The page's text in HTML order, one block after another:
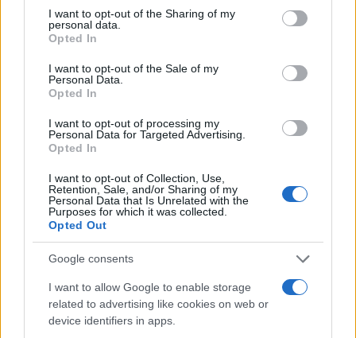
not limited to your visit or usage behaviour. You may click to
grant or deny consent to Google and its third-party tags to
use your data for below specified purposes in below Google
consent section.
I want to opt-out of the Sharing of my
personal data.
Opted In
I want to opt-out of the Sale of my
Personal Data.
Opted In
I want to opt-out of processing my
Personal Data for Targeted Advertising.
Opted In
I want to opt-out of Collection, Use,
Retention, Sale, and/or Sharing of my
Personal Data that Is Unrelated with the
Purposes for which it was collected.
Opted Out
Google consents
I want to allow Google to enable storage
related to advertising like cookies on web or
device identifiers in apps.
Ko zadiši po goveji "župi", palačinkah z drobnjakom,
fižolovih zrezkih ...
22. oktober 2018
Danes boste brez električne energije na nekaterih
območjih Mežiške, Dravske in Mislinjske doline